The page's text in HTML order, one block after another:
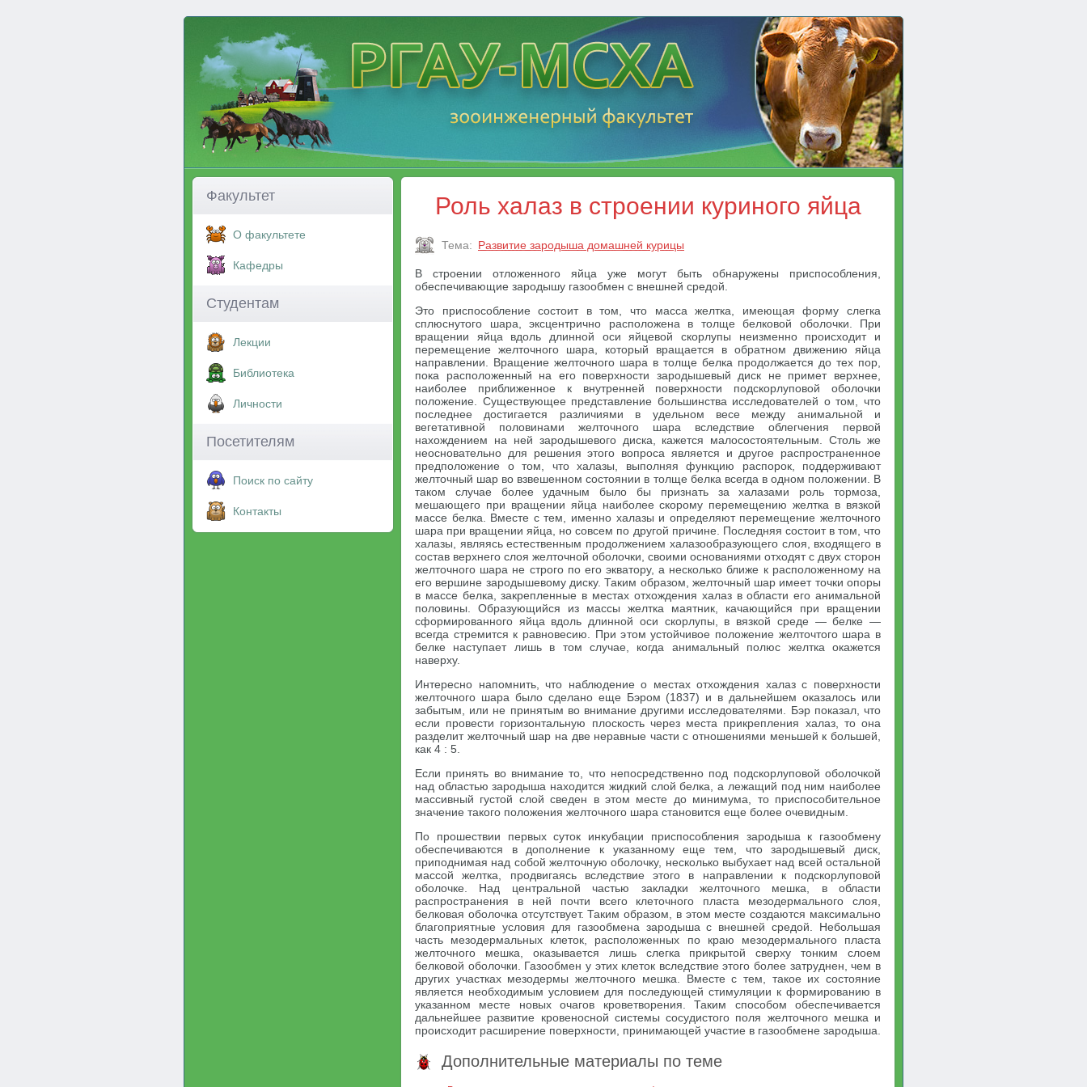
Факультет
О факультете
Кафедры
Студентам
Лекции
Библиотека
Личности
Посетителям
Поиск по сайту
Контакты
Роль халаз в строении куриного яйца
Тема: Развитие зародыша домашней курицы
В строении отложенного яйца уже могут быть обнаружены приспособления,
обеспечивающие зародышу газообмен с внешней средой.
Это приспособление состоит в том, что масса желтка, имеющая форму слегка
сплюснутого шара, эксцентрично расположена в толще белковой оболочки. При
вращении яйца вдоль длинной оси яйцевой скорлупы неизменно происходит и
перемещение желточного шара, который вращается в обратном движению яйца
направлении. Вращение желточного шара в толще белка продолжается до тех пор,
пока расположенный на его поверхности зародышевый диск не примет верхнее,
наиболее приближенное к внутренней поверхности подскорлуповой оболочки
положение. Существующее представление большинства исследователей о том, что
последнее достигается различиями в удельном весе между анимальной и
вегетативной половинами желточного шара вследствие облегчения первой
нахождением на ней зародышевого диска, кажется малосостоятельным. Столь же
неосновательно для решения этого вопроса является и другое распространенное
предположение о том, что халазы, выполняя функцию распорок, поддерживают
желточный шар во взвешенном состоянии в толще белка всегда в одном положении. В
таком случае более удачным было бы признать за халазами роль тормоза,
мешающего при вращении яйца наиболее скорому перемещению желтка в вязкой
массе белка. Вместе с тем, именно халазы и определяют перемещение желточного
шара при вращении яйца, но совсем по другой причине. Последняя состоит в том, что
халазы, являясь естественным продолжением халазообразующего слоя, входящего в
состав верхнего слоя желточной оболочки, своими основаниями отходят с двух сторон
желточного шара не строго по его экватору, а несколько ближе к расположенному на
его вершине зародышевому диску. Таким образом, желточный шар имеет точки опоры
в массе белка, закрепленные в местах отхождения халаз в области его анимальной
половины. Образующийся из массы желтка маятник, качающийся при вращении
сформированного яйца вдоль длинной оси скорлупы, в вязкой среде — белке —
всегда стремится к равновесию. При этом устойчивое положение желточтого шара в
белке наступает лишь в том случае, когда анимальный полюс желтка окажется
наверху.
Интересно напомнить, что наблюдение о местах отхождения халаз с поверхности
желточного шара было сделано еще Бэром (1837) и в дальнейшем оказалось или
забытым, или не принятым во внимание другими исследователями. Бэр показал, что
если провести горизонтальную плоскость через места прикрепления халаз, то она
разделит желточный шар на две неравные части с отношениями меньшей к большей,
как 4 : 5.
Если принять во внимание то, что непосредственно под подскорлуповой оболочкой
над областью зародыша находится жидкий слой белка, а лежащий под ним наиболее
массивный густой слой сведен в этом месте до минимума, то приспособительное
значение такого положения желточного шара становится еще более очевидным.
По прошествии первых суток инкубации приспособления зародыша к газообмену
обеспечиваются в дополнение к указанному еще тем, что зародышевый диск,
приподнимая над собой желточную оболочку, несколько выбухает над всей остальной
массой желтка, продвигаясь вследствие этого в направлении к подскорлуповой
оболочке. Над центральной частью закладки желточного мешка, в области
распространения в ней почти всего клеточного пласта мезодермального слоя,
белковая оболочка отсутствует. Таким образом, в этом месте создаются максимально
благоприятные условия для газообмена зародыша с внешней средой. Небольшая
часть мезодермальных клеток, расположенных по краю мезодермального пласта
желточного мешка, оказывается лишь слегка прикрытой сверху тонким слоем
белковой оболочки. Газообмен у этих клеток вследствие этого более затруднен, чем в
других участках мезодермы желточного мешка. Вместе с тем, такое их состояние
является необходимым условием для последующей стимуляции к формированию в
указанном месте новых очагов кроветворения. Таким способом обеспечивается
дальнейшее развитие кровеносной системы сосудистого поля желточного мешка и
происходит расширение поверхности, принимающей участие в газообмене зародыша.
Дополнительные материалы по теме